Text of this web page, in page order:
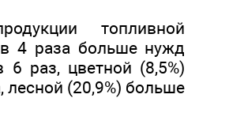
топливной
4 раза больше нужд
6 раз, цветной (8,5%)
(20,9%) больше